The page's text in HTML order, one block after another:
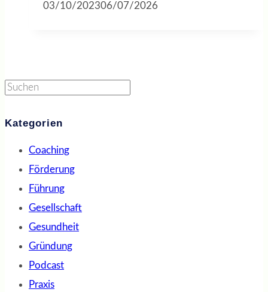
03/10/202306/07/2026
Suchen
Kategorien
Coaching
Förderung
Führung
Gesellschaft
Gesundheit
Gründung
Podcast
Praxis